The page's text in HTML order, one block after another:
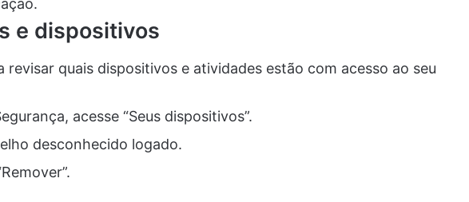
e dispositivos
revisar quais dispositivos e atividades estão com acesso ao seu
acesse “Seus dispositivos”.
desconhecido logado.